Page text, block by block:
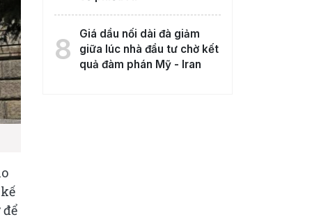
8
Giá dầu nối dài đà giảm
giữa lúc nhà đầu tư chờ kết
quả đàm phán Mỹ - Iran